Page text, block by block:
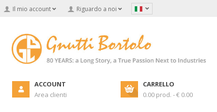
Il mio account Riguardo a noi
ACCOUNT
Area clienti
CARRELLO
0.00 prod. - € 0.00